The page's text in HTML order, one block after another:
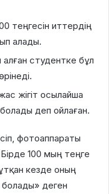
теңгесін иттердің
алады.
студентке бұл
.
жігіт осылайша
деп ойлаған.
фотоаппараты
100 мың теңге
кезде оның
болады» деген